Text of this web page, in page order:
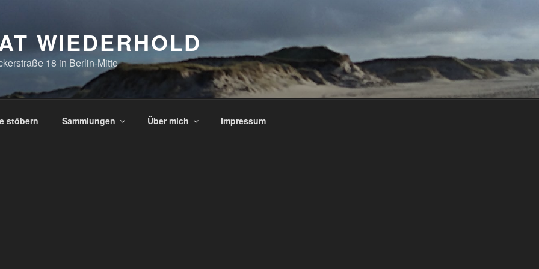
WIEDERHOLD
18 in Berlin-Mitte
stöbern Sammlungen Über mich Impressum